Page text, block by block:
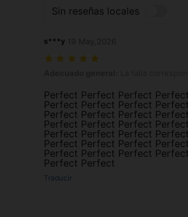
Sin reseñas locales
s***y
Perfect Perfect Perfect
Perfect Perfect Perfect
Perfect Perfect Perfect
Perfect Perfect Perfect
Perfect Perfect Perfect
Perfect Perfect Perfect
Perfect Perfect Perfect
Perfect Perfect
Traducir